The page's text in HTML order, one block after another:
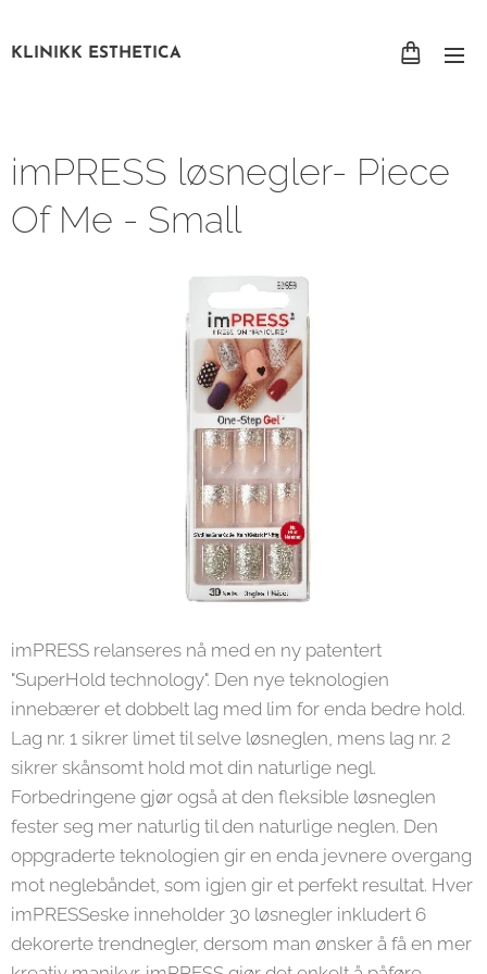
KLINIKK ESTHETICA
imPRESS løsnegler- Piece
Of Me - Small
imPRESS relanseres nå med en ny patentert
"SuperHold technology". Den nye teknologien
innebærer et dobbelt lag med lim for enda bedre hold.
Lag nr. 1 sikrer limet til selve løsneglen, mens lag nr. 2
sikrer skånsomt hold mot din naturlige negl.
Forbedringene gjør også at den fleksible løsneglen
fester seg mer naturlig til den naturlige neglen. Den
oppgraderte teknologien gir en enda jevnere overgang
mot neglebåndet, som igjen gir et perfekt resultat. Hver
imPRESSeske inneholder 30 løsnegler inkludert 6
dekorerte trendnegler, dersom man ønsker å få en mer